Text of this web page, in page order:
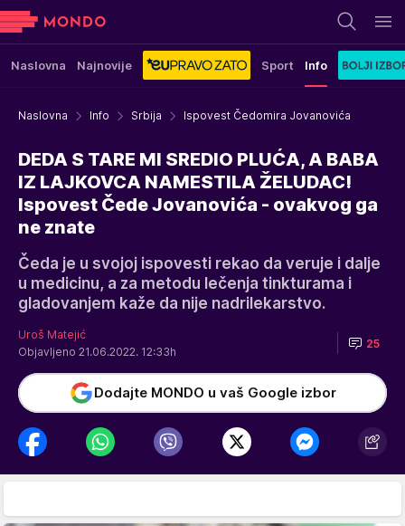
Naslovna Najnovije Sport Info
Naslovna Info Srbija Ispovest Čedomira Jovanovića
DEDA S TARE MI SREDIO PLUĆA, A BABA
IZ LAJKOVCA NAMESTILA ŽELUDAC!
Ispovest Čede Jovanovića - ovakvog ga
ne znate
Čeda je u svojoj ispovesti rekao da veruje i dalje
u medicinu, a za metodu lečenja tinkturama i
gladovanjem kaže da nije nadrilekarstvo.
Uroš Matejić
Objavljeno 21.06.2022. 12:33h
25
Dodajte MONDO u vaš Google izbor